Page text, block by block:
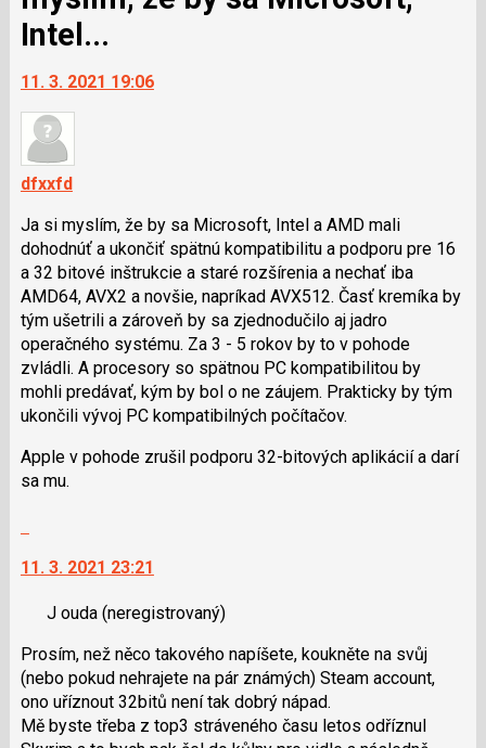
Intel...
11. 3. 2021 19:06
dfxxfd
Ja si myslím, že by sa Microsoft, Intel a AMD mali
dohodnúť a ukončiť spätnú kompatibilitu a podporu pre 16
a 32 bitové inštrukcie a staré rozšírenia a nechať iba
AMD64, AVX2 a novšie, napríkad AVX512. Časť kremíka by
tým ušetrili a zároveň by sa zjednodučilo aj jadro
operačného systému. Za 3 - 5 rokov by to v pohode
zvládli. A procesory so spätnou PC kompatibilitou by
mohli predávať, kým by bol o ne záujem. Prakticky by tým
ukončili vývoj PC kompatibilných počítačov.
Apple v pohode zrušil podporu 32-bitových aplikácií a darí
sa mu.
další
názor.
navigaci
lze
použít
i
11. 3. 2021 23:21
J ouda (neregistrovaný)
Prosím, než něco takového napíšete, koukněte na svůj
(nebo pokud nehrajete na pár známých) Steam account,
ono uříznout 32bitů není tak dobrý nápad.
Mě byste třeba z top3 stráveného času letos odříznul